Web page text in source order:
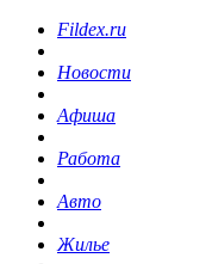
Fildex.ru
Новости
Афиша
Работа
Авто
Жилье